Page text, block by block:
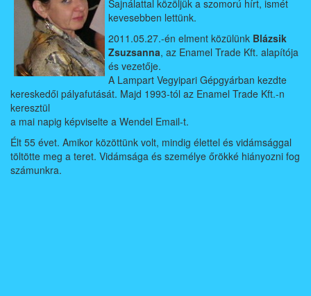
Sajnálattal közöljük a szomorú hírt, ismét
kevesebben lettünk.
2011.05.27.-én elment közülünk Blázsik
Zsuzsanna, az Enamel Trade Kft. alapítója
és vezetője.
A Lampart Vegyipari Gépgyárban kezdte
kereskedői pályafutását. Majd 1993-tól az Enamel Trade Kft.-n
keresztül
a mai napig képviselte a Wendel Email-t.
Élt 55 évet. Amikor közöttünk volt, mindig élettel és vidámsággal
töltötte meg a teret. Vidámsága és személye őrökké hiányozni fog
számunkra.